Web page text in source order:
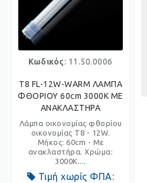
Κωδικός: 11.50.0006
T8 FL-12W-WARM ΛΑΜΠΑ
ΦΘΟΡΙΟΥ 60cm 3000K ΜΕ
ΑΝΑΚΛΑΣΤΗΡΑ
Λάμπα οικονομίας φθορίου
οικονομίας T8 - 12W.
Μήκος: 60cm - Με
ανακλαστήρα. Χρώμα:
3000K....
Τιμή χωρίς ΦΠΑ: